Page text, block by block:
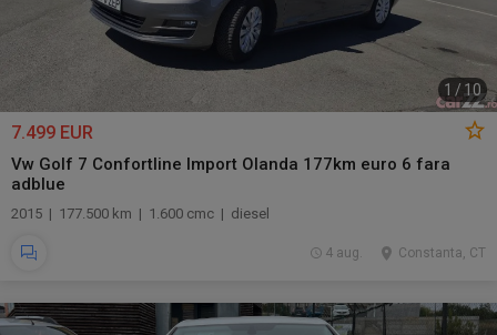
1 /10
7.499 EUR
Vw Golf 7 Confortline Import Olanda 177km euro 6 fara
adblue
2015 | 177.500 km | 1.600 cmc | diesel
Constanta, CT
4 aug.